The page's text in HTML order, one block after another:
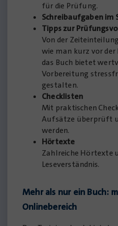
für die Prüfung.
Schreibaufgaben im
Tipps zur
Von der
wie man kurz vor
das Buch bietet
Vorbereitung
gestalten.
Checklisten
Mit praktischen
Aufsätze überprüft
werden.
Hörtexte
Zahlreiche Hörtexte
Leseverständnis.
Mehr als nur ein Buch:
Onlinebereich